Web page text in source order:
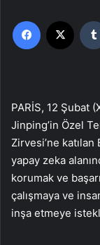
Facebook
PARİS, 12 Şubat
Jinping’in Özel
Zirvesi’ne katılan
yapay zeka
korumak ve
çalışmaya ve
inşa etmeye